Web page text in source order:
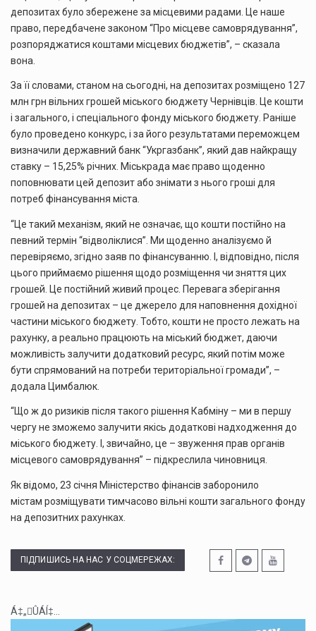
депозитах було збережене за місцевими радами. Це наше
право, передбачене законом “Про місцеве самоврядування”,
розпоряджатися коштами місцевих бюджетів”, – сказала
вона.
За її словами, станом на сьогодні, на депозитах розміщено 127
млн грн вільних грошей міського бюджету Чернівців. Це кошти
і загального, і спеціального фонду міського бюджету. Раніше
було проведено конкурс, і за його результатами переможцем
визначили державний банк “Укргазбанк”, який дав найкращу
ставку – 15,25% річних. Міськрада має право щоденно
поповнювати цей депозит або знімати з нього гроші для
потреб фінансування міста.
“Це такий механізм, який не означає, що кошти постійно на
певний термін “відволіклися”. Ми щоденно аналізуємо й
перевіряємо, згідно заяв по фінансуванню. І, відповідно, після
цього приймаємо рішення щодо розміщення чи зняття цих
грошей. Це постійний живий процес. Перевага зберігання
грошей на депозитах – це джерело для наповнення дохідної
частини міського бюджету. Тобто, кошти не просто лежать на
рахунку, а реально працюють на міський бюджет, даючи
можливість залучити додатковий ресурс, який потім може
бути спрямований на потреби територіальної громади”, –
додала Цимбалюк.
“Що ж до ризиків після такого рішення Кабміну – ми в першу
чергу не зможемо залучити якісь додаткові надходження до
міського бюджету. І, звичайно, це – звуження прав органів
місцевого самоврядування” – підкреслила чиновниця.
Як відомо, 23 січня Міністерство фінансів заборонило
містам розміщувати тимчасово вільні кошти загального фонду
на депозитних рахунках.
ПІДПИШИСЬ НА НАС У СОЦМЕРЕЖАХ:
Á‡„ÛÁÍ‡...